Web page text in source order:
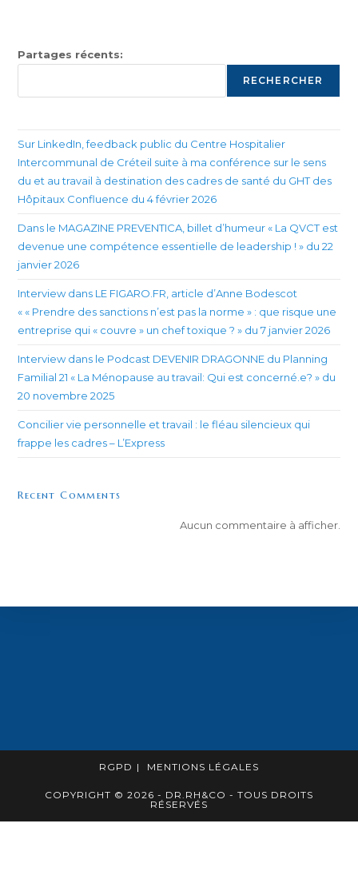
Partages récents:
RECHERCHER
Sur LinkedIn, feedback public du Centre Hospitalier
Intercommunal de Créteil suite à ma conférence sur le sens
du et au travail à destination des cadres de santé du GHT des
Hôpitaux Confluence du 4 février 2026
Dans le MAGAZINE PREVENTICA, billet d’humeur « La QVCT est
devenue une compétence essentielle de leadership ! » du 22
janvier 2026
Interview dans LE FIGARO.FR, article d’Anne Bodescot
« « Prendre des sanctions n’est pas la norme » : que risque une
entreprise qui « couvre » un chef toxique ? » du 7 janvier 2026
Interview dans le Podcast DEVENIR DRAGONNE du Planning
Familial 21 « La Ménopause au travail: Qui est concerné.e? » du
20 novembre 2025
Concilier vie personnelle et travail : le fléau silencieux qui
frappe les cadres – L’Express
Recent Comments
Aucun commentaire à afficher.
RGPD MENTIONS LÉGALES
COPYRIGHT © 2026 - DR.RH&CO - TOUS DROITS
RÉSERVÉS